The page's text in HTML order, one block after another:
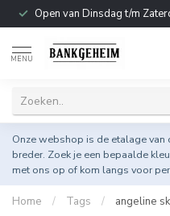
Open van Dinsdag t/m
MENU
Onze webshop is de etalage
breder. Zoek je een bepaalde
met ons op of kom langs voor
Home / Tags / angeline